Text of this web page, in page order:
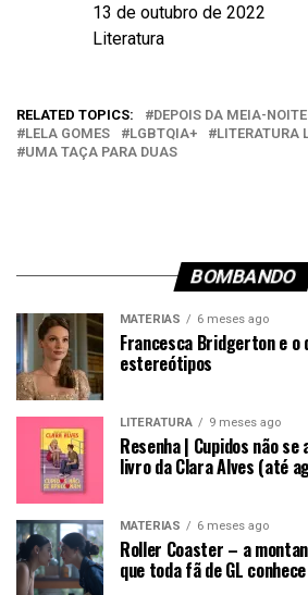
Data13 de outubro de 2022
Em relação a
Literatura
RELATED TOPICS: DEPOIS DA MEIA-NOITE
LELA GOMES
LGBTQIA+
LITERATURA
UMA TAÇA PARA DUAS
BOMBANDO
MATÉRIAS 6 meses ago
Francesca Bridgerton e
estereótipos
LITERATURA 9 meses ago
Resenha | Cupidos não
livro da Clara Alves (até
MATÉRIAS 6 meses ago
Roller Coaster – a
que toda fã de GL conhece